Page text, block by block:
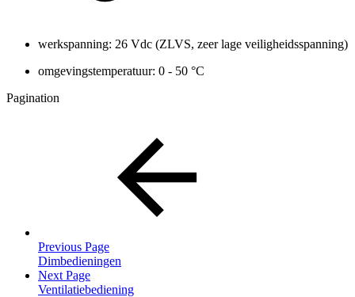
werkspanning: 26 Vdc (ZLVS, zeer lage veiligheidsspanning)
omgevingstemperatuur: 0 - 50 °C
Pagination
Previous Page
Dimbedieningen
Next Page
Ventilatiebediening